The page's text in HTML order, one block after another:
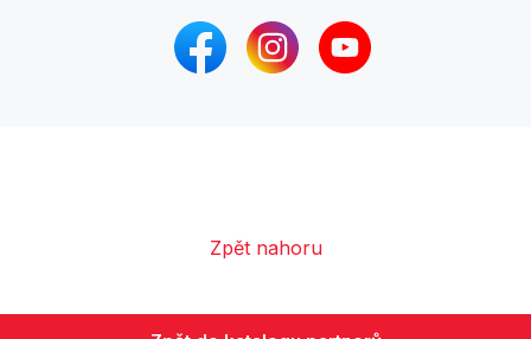
Zpět nahoru